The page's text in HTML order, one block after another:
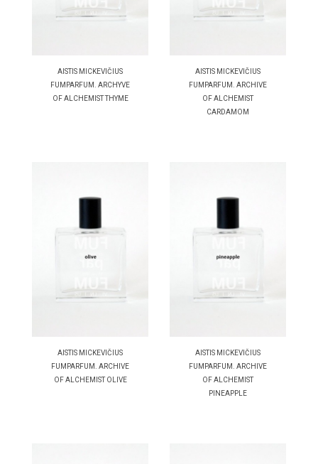
AISTIS MICKEVIČIUS
FUMPARFUM. ARCHYVE
OF ALCHEMIST THYME
AISTIS MICKEVIČIUS
FUMPARFUM. ARCHIVE
OF ALCHEMIST
CARDAMOM
AISTIS MICKEVIČIUS
FUMPARFUM. ARCHIVE
OF ALCHEMIST OLIVE
AISTIS MICKEVIČIUS
FUMPARFUM. ARCHIVE
OF ALCHEMIST
PINEAPPLE